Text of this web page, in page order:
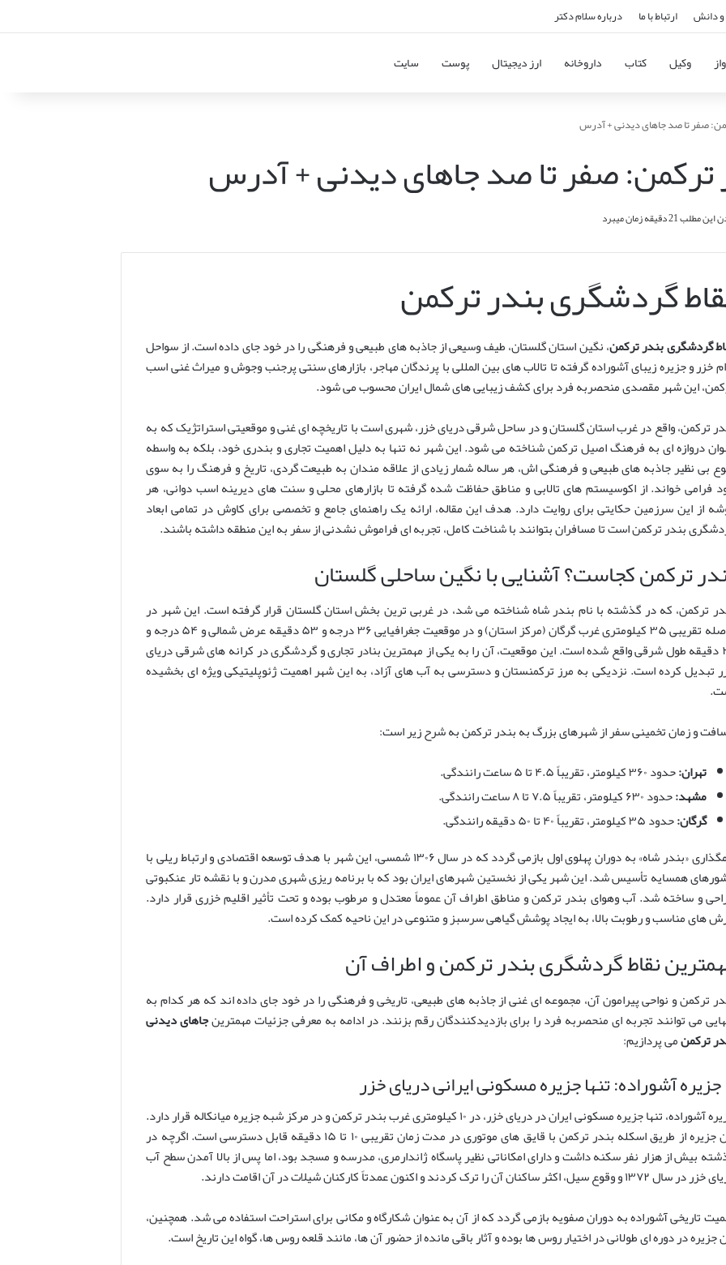
دانش ارتباط با ما درباره سلام دکتر
وکیل کتاب داروخانه ارز دیجیتال پوست سایت
صفر تا صد جاهای دیدنی + آدرس
ترکمن: صفر تا صد جاهای دیدنی + آدرس
21 دقیقه زمان میبرد
گردشگری بندر ترکمن
گردشگری بندر ترکمن، نگین استان گلستان، طیف وسیعی از جاذبه های طبیعی و فرهنگی را در خود جای داده است. از سواحل
خزر و جزیره زیبای آشوراده گرفته تا تالاب های بین المللی با پرندگان مهاجر، بازارهای سنتی پرجنب وجوش و میراث غنی اسب
این شهر مقصدی منحصربه فرد برای کشف زیبایی های شمال ایران محسوب می شود.
ترکمن، واقع در غرب استان گلستان و در ساحل شرقی دریای خزر، شهری است با تاریخچه ای غنی و موقعیتی استراتژیک که به
دروازه ای به فرهنگ اصیل ترکمن شناخته می شود. این شهر نه تنها به دلیل اهمیت تجاری و بندری خود، بلکه به واسطه
بی نظیر جاذبه های طبیعی و فرهنگی اش، هر ساله شمار زیادی از علاقه مندان به طبیعت گردی، تاریخ و فرهنگ را به سوی
فرامی خواند. از اکوسیستم های تالابی و مناطق حفاظت شده گرفته تا بازارهای محلی و سنت های دیرینه اسب دوانی، هر
از این سرزمین حکایتی برای روایت دارد. هدف این مقاله، ارائه یک راهنمای جامع و تخصصی برای کاوش در تمامی ابعاد
بندر ترکمن است تا مسافران بتوانند با شناخت کامل، تجربه ای فراموش نشدنی از سفر به این منطقه داشته باشند.
ترکمن کجاست؟ آشنایی با نگین ساحلی گلستان
ترکمن، که در گذشته با نام بندر شاه شناخته می شد، در غربی ترین بخش استان گلستان قرار گرفته است. این شهر در
فاصله تقریبی ۳۵ کیلومتری غرب گرگان (مرکز استان) و در موقعیت جغرافیایی ۳۶ درجه و ۵۳ دقیقه عرض شمالی و ۵۴ درجه و
۲۲ دقیقه طول شرقی واقع شده است. این موقعیت، آن را به یکی از مهمترین بنادر تجاری و گردشگری در کرانه های شرقی دریای
تبدیل کرده است. نزدیکی به مرز ترکمنستان و دسترسی به آب های آزاد، به این شهر اهمیت ژئوپلیتیکی ویژه ای بخشیده
و زمان تخمینی سفر از شهرهای بزرگ به بندر ترکمن به شرح زیر است:
تهران:حدود ۳۶۰ کیلومتر، تقریباً ۴.۵ تا ۵ ساعت رانندگی.
مشهد:حدود ۶۳۰ کیلومتر، تقریباً ۷.۵ تا ۸ ساعت رانندگی.
گرگان:حدود ۳۵ کیلومتر، تقریباً ۴۰ تا ۵۰ دقیقه رانندگی.
نامگذاری «بندر شاه» به دوران پهلوی اول بازمی گردد که در سال ۱۳۰۶ شمسی، این شهر با هدف توسعه اقتصادی و ارتباط ریلی با
همسایه تأسیس شد. این شهر یکی از نخستین شهرهای ایران بود که با برنامه ریزی شهری مدرن و با نقشه تار عنکبوتی
و ساخته شد. آب وهوای بندر ترکمن و مناطق اطراف آن عموماً معتدل و مرطوب بوده و تحت تأثیر اقلیم خزری قرار دارد.
های مناسب و رطوبت بالا، به ایجاد پوشش گیاهی سرسبز و متنوعی در این ناحیه کمک کرده است.
نقاط گردشگری بندر ترکمن و اطراف آن
ترکمن و نواحی پیرامون آن، مجموعه ای غنی از جاذبه های طبیعی، تاریخی و فرهنگی را در خود جای داده اند که هر کدام به
می توانند تجربه ای منحصربه فرد را برای بازدیدکنندگان رقم بزنند. در ادامه به معرفی جزئیات مهمترینجاهای دیدنی
ترکمنمی پردازیم:
جزیره آشوراده، تنها جزیره مسکونی ایران در دریای خزر، در ۱۰ کیلومتری غرب بندر ترکمن و در مرکز شبه جزیره میانکاله قرار دارد.
این جزیره از طریق اسکله بندر ترکمن با قایق های موتوری در مدت زمان تقریبی ۱۰ تا ۱۵ دقیقه قابل دسترسی است. اگرچه در
بیش از هزار نفر سکنه داشت و دارای امکاناتی نظیر پاسگاه ژاندارمری، مدرسه و مسجد بود، اما پس از بالا آمدن سطح آب
و وقوع سیل، اکثر ساکنان آن را ترک کردند و اکنون عمدتاً کارکنان شیلات در آن اقامت دارند.
تاریخی آشوراده به دوران صفویه بازمی گردد که از آن به عنوان شکارگاه و مکانی برای استراحت استفاده می شد. همچنین،
جزیره در دوره ای طولانی در اختیار روس ها بوده و آثار باقی مانده از حضور آن ها، مانند قلعه روس ها، گواه این تاریخ است.